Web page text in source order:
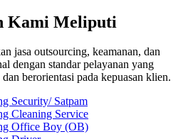
Kami Meliputi
jasa outsourcing, keamanan, dan
dengan standar pelayanan yang
berorientasi pada kepuasan klien.
Security/ Satpam
Cleaning Service
Office Boy (OB)